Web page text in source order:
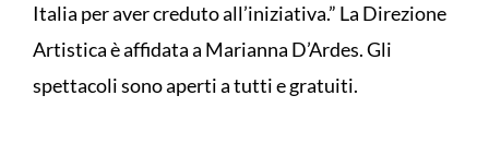
Italia per aver creduto all’iniziativa.” La Direzione
Artistica è affidata a Marianna D’Ardes. Gli
spettacoli sono aperti a tutti e gratuiti.